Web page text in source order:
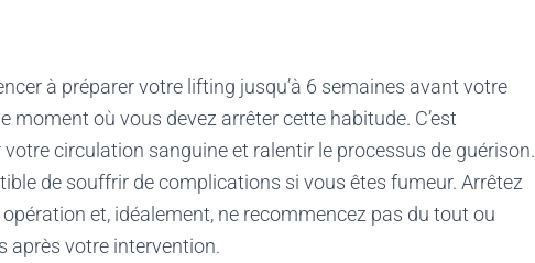
à préparer votre lifting jusqu’à 6 semaines avant votre
moment où vous devez arrêter cette habitude. C’est
circulation sanguine et ralentir le processus de guérison.
de souffrir de complications si vous êtes fumeur. Arrêtez
et, idéalement, ne recommencez pas du tout ou
après votre intervention.